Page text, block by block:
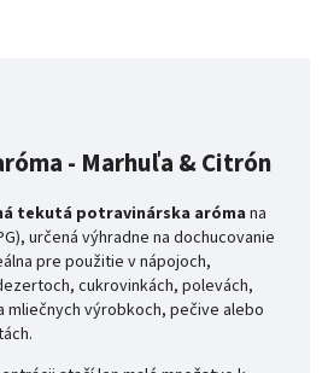
- Marhuľa & Citrón
tekutá potravinárska aróma na
určená výhradne na dochucovanie
pre použitie v nápojoch,
cukrovinkách, polevách,
mliečnych výrobkoch, pečive alebo